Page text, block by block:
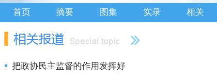
首页 摘要 图集 实录 相关
把政协民主监督的作用发挥好